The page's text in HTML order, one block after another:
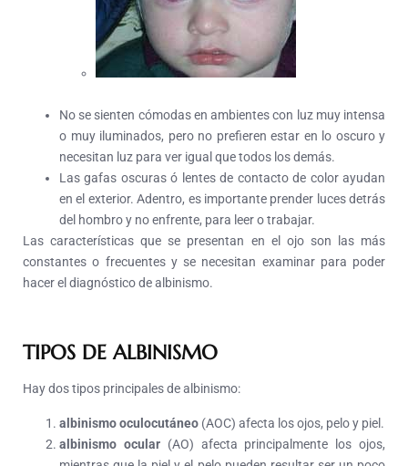
No se sienten cómodas en ambientes con luz muy intensa
o muy iluminados, pero no prefieren estar en lo oscuro y
necesitan luz para ver igual que todos los demás.
Las gafas oscuras ó lentes de contacto de color ayudan
en el exterior. Adentro, es importante prender luces detrás
del hombro y no enfrente, para leer o trabajar.
Las características que se presentan en el ojo son las más
constantes o frecuentes y se necesitan examinar para poder
hacer el diagnóstico de albinismo.
TIPOS DE ALBINISMO
Hay dos tipos principales de albinismo:
albinismo oculocutáneo (AOC) afecta los ojos, pelo y piel.
albinismo ocular(AO) afecta principalmente los ojos,